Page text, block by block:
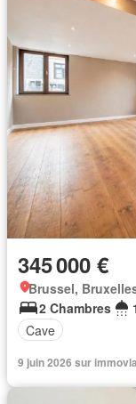
345 000 €
Brussel,
2 Chambres
Cave
9 juin 2026 sur